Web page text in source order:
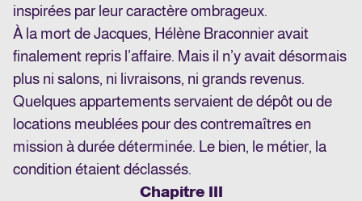
inspirées par leur caractère ombrageux.
À la mort de Jacques, Hélène Braconnier avait
finalement repris l’affaire. Mais il n’y avait désormais
plus ni salons, ni livraisons, ni grands revenus.
Quelques appartements servaient de dépôt ou de
locations meublées pour des contremaîtres en
mission à durée déterminée. Le bien, le métier, la
condition étaient déclassés.
Chapitre III